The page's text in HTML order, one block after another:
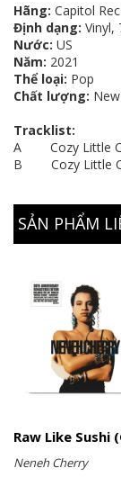
Hãng: Capitol
Định dạng: Vinyl,
Nước: US
Năm: 2021
Thể loại: Pop
Chất lượng: New
Tracklist:
A Cozy Little
B Cozy Little
SẢN PHẨM
Raw Like Sushi
Neneh Cherry